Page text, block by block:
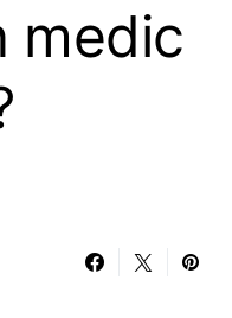
medic